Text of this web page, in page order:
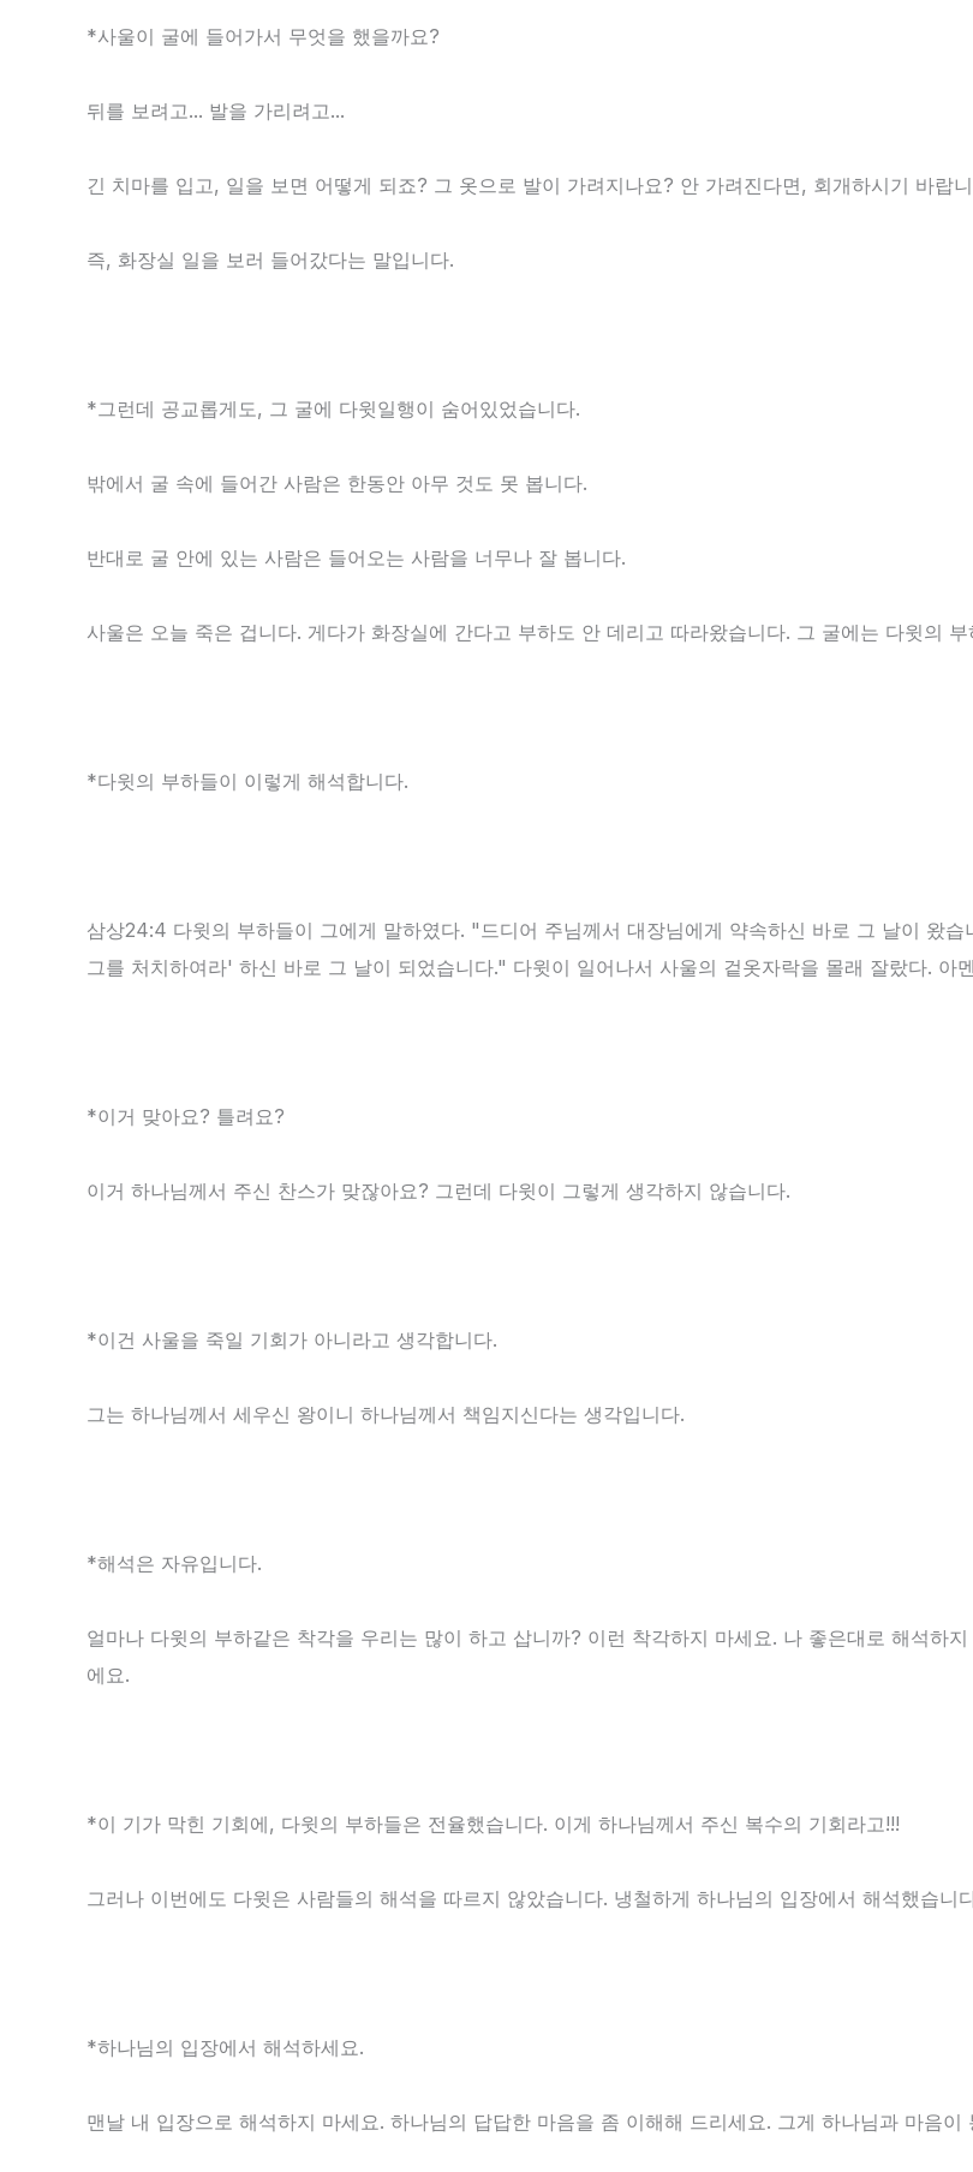
*사울이 굴에 들어가서 무엇을 했을까요?
뒤를 보려고... 발을 가리려고...
긴 치마를 입고, 일을 보면 어떻게 되죠? 그 옷으로 발이 가려지나요? 안 가려진다면, 회개하시기 바랍
즉, 화장실 일을 보러 들어갔다는 말입니다.
*그런데 공교롭게도, 그 굴에 다윗일행이 숨어있었습니다.
밖에서 굴 속에 들어간 사람은 한동안 아무 것도 못 봅니다.
반대로 굴 안에 있는 사람은 들어오는 사람을 너무나 잘 봅니다.
사울은 오늘 죽은 겁니다. 게다가 화장실에 간다고 부하도 안 데리고 따라왔습니다. 그 굴에는 다윗의
*다윗의 부하들이 이렇게 해석합니다.
삼상24:4 다윗의 부하들이 그에게 말하였다. "드디어 주님께서 대장님에게 약속하신 바로 그 날이 왔
그를 처치하여라' 하신 바로 그 날이 되었습니다." 다윗이 일어나서 사울의 겉옷자락을 몰래 잘랐다. 아
*이거 맞아요? 틀려요?
이거 하나님께서 주신 찬스가 맞잖아요? 그런데 다윗이 그렇게 생각하지 않습니다.
*이건 사울을 죽일 기회가 아니라고 생각합니다.
그는 하나님께서 세우신 왕이니 하나님께서 책임지신다는 생각입니다.
*해석은 자유입니다.
얼마나 다윗의 부하같은 착각을 우리는 많이 하고 삽니까? 이런 착각하지 마세요. 나 좋은대로 해석하
에요.
*이 기가 막힌 기회에, 다윗의 부하들은 전율했습니다. 이게 하나님께서 주신 복수의 기회라고!!!
그러나 이번에도 다윗은 사람들의 해석을 따르지 않았습니다. 냉철하게 하나님의 입장에서 해석했습니
*하나님의 입장에서 해석하세요.
맨날 내 입장으로 해석하지 마세요. 하나님의 답답한 마음을 좀 이해해 드리세요. 그게 하나님과 마음이